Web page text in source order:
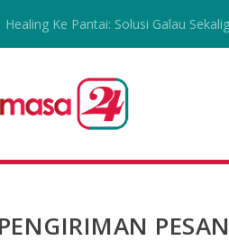
Healing Ke Pantai: Solusi Galau
PENGIRIMAN